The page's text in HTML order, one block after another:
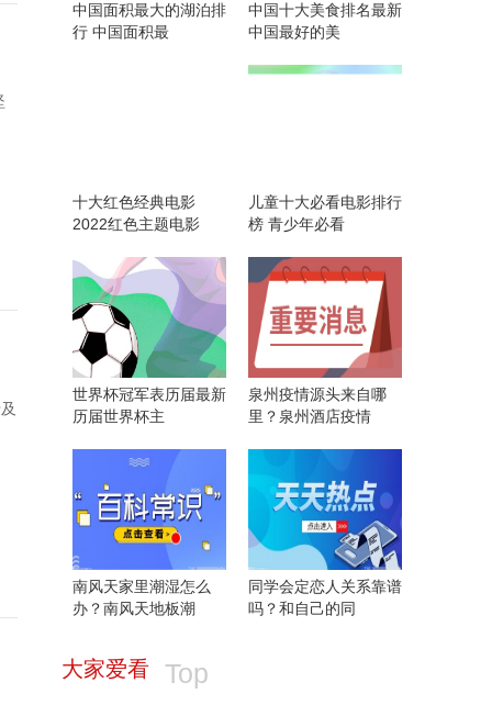
中国面积最大的湖泊排
行 中国面积最
中国十大美食排名最新
中国最好的美
十大红色经典电影
2022红色主题电影
儿童十大必看电影排行
榜 青少年必看
世界杯冠军表历届最新
历届世界杯主
泉州疫情源头来自哪
里？泉州酒店疫情
南风天家里潮湿怎么
办？南风天地板潮
同学会定恋人关系靠谱
吗？和自己的同
大家爱看 Top